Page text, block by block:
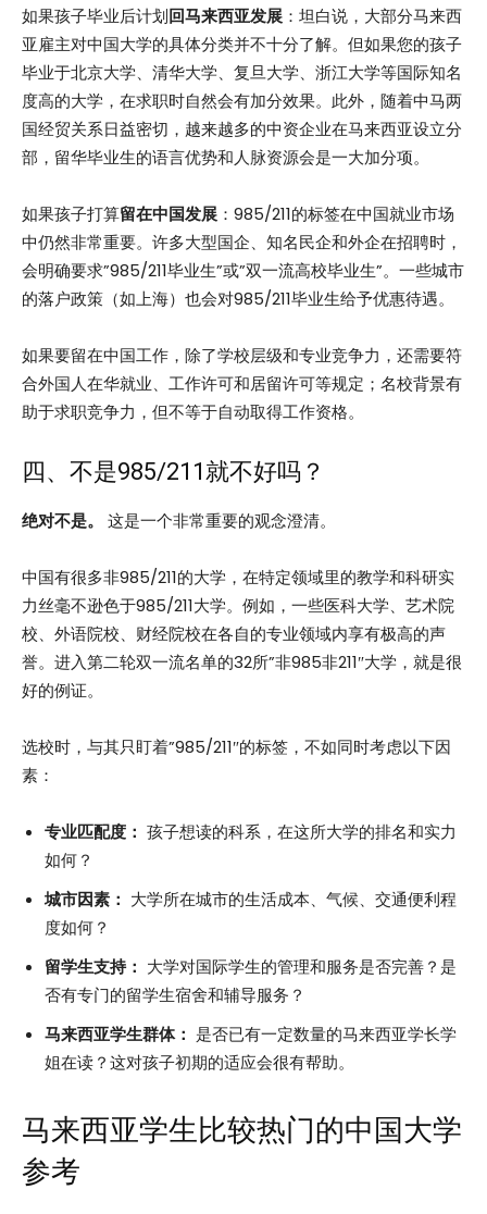
如果孩子毕业后计划回马来西亚发展 ：坦白说，大部分马来西
亚雇主对中国大学的具体分类并不十分了解。但如果您的孩子
毕业于北京大学、清华大学、复旦大学、浙江大学等国际知名
度高的大学，在求职时自然会有加分效果。此外，随着中马两
国经贸关系日益密切，越来越多的中资企业在马来西亚设立分
部，留华毕业生的语言优势和人脉资源会是一大加分项。
如果孩子打算留在中国发展 ：985/211的标签在中国就业市场
中仍然非常重要。许多大型国企、知名民企和外企在招聘时，
会明确要求”985/211毕业生”或”双一流高校毕业生”。一些城市
的落户政策（如上海）也会对985/211毕业生给予优惠待遇。
如果要留在中国工作，除了学校层级和专业竞争力，还需要符
合外国人在华就业、工作许可和居留许可等规定；名校背景有
助于求职竞争力，但不等于自动取得工作资格。
四、不是985/211就不好吗？
绝对不是。 这是一个非常重要的观念澄清。
中国有很多非985/211的大学，在特定领域里的教学和科研实
力丝毫不逊色于985/211大学。例如，一些医科大学、艺术院
校、外语院校、财经院校在各自的专业领域内享有极高的声
誉。进入第二轮双一流名单的32所”非985非211″大学，就是很
好的例证。
选校时，与其只盯着”985/211″的标签，不如同时考虑以下因
素：
专业匹配度： 孩子想读的科系，在这所大学的排名和实力
如何？
城市因素： 大学所在城市的生活成本、气候、交通便利程
度如何？
留学生支持： 大学对国际学生的管理和服务是否完善？是
否有专门的留学生宿舍和辅导服务？
马来西亚学生群体： 是否已有一定数量的马来西亚学长学
姐在读？这对孩子初期的适应会很有帮助。
马来西亚学生比较热门的中国大学
参考